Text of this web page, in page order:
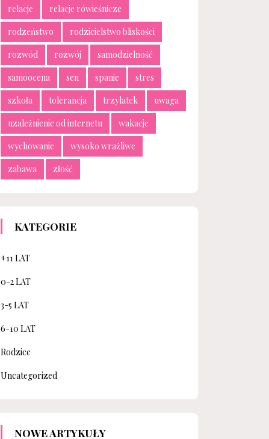
relacje
relacje rówieśnicze
rodzeństwo
rodzicielstwo bliskości
rozwód
rozwój
samodzielność
samoocena
sen spanie
stres
szkoła
tolerancja trzylatek
uwaga
uzależnienie od internetu
wakacje
wychowanie
wysoko wrażliwe
zabawa
złość
KATEGORIE
+11 LAT
0-2 LAT
3-5 LAT
6-10 LAT
Rodzice
Uncategorized
NOWE ARTYKUŁY